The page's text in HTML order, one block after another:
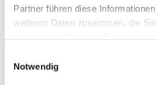
Partner führen diese
weiteren Daten zusammen, die
Notwendig
Der untere Wandbereich wird